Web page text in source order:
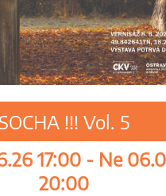
SOCHA !!! Vol. 5
17:00 - Ne
20:00